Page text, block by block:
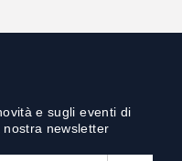
e sugli eventi di
newsletter